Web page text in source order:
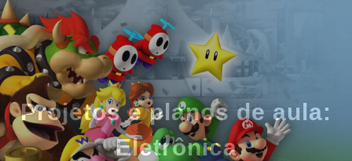
Projetos e planos de aula:
Eletrônica